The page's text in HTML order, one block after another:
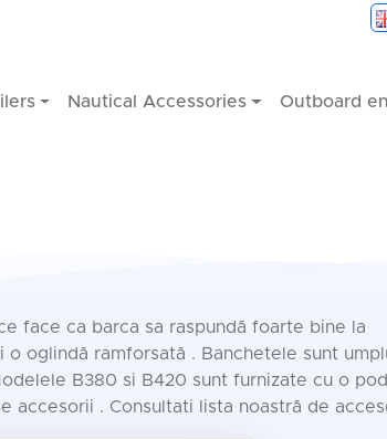
Nautical Accessories Outboard
face ca barca sa raspundă foarte bine la
oglindă ramforsată . Banchetele sunt
B380 si B420 sunt furnizate cu o
accesorii . Consultati lista noastră de